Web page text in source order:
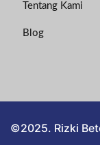
Tentang Kami
Blog
©2025. Rizki